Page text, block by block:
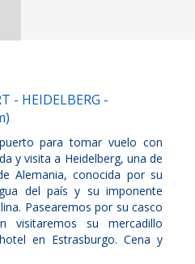
- HEIDELBERG -
para tomar vuelo con
y visita a Heidelberg, una de
Alemania, conocida por su
del país y su imponente
Pasearemos por su casco
visitaremos su mercadillo
en Estrasburgo. Cena y